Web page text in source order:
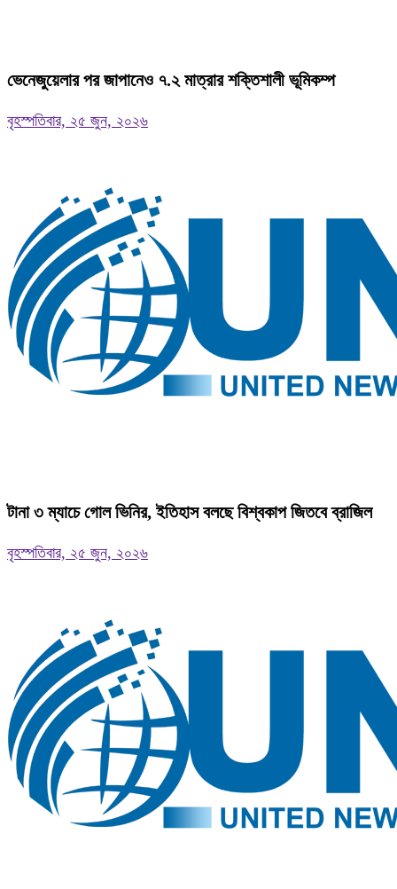
ভেনেজুয়েলার পর জাপানেও ৭.২ মাত্রার শক্তিশালী ভূমিকম্প
বৃহস্পতিবার, ২৫ জুন, ২০২৬
টানা ৩ ম্যাচে গোল ভিনির, ইতিহাস বলছে বিশ্বকাপ জিতবে ব্রাজিল
বৃহস্পতিবার, ২৫ জুন, ২০২৬